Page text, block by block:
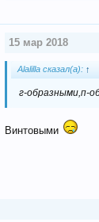
15 мар 2018
Alalilla сказал(а): ↑
г-образными,п-
Винтовыми